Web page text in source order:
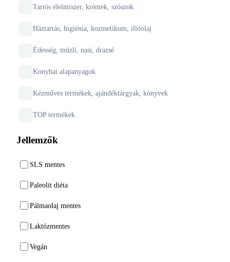
Tartós élelmiszer, krémek, szószok
Háztartás, higiénia, kozmetikum, illóolaj
Édesség, müzli, nasi, drazsé
Konyhai alapanyagok
Kézműves termékek, ajándéktárgyak, könyvek
TOP termékek
Jellemzők
SLS mentes
Paleolit diéta
Pálmaolaj mentes
Laktózmentes
Vegán